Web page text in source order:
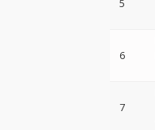
5
6
7